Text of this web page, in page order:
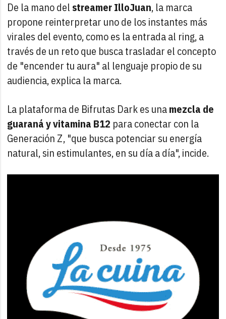
De la mano del streamer IlloJuan, la marca
propone reinterpretar uno de los instantes más
virales del evento, como es la entrada al ring, a
través de un reto que busca trasladar el concepto
de "encender tu aura" al lenguaje propio de su
audiencia, explica la marca.
La plataforma de Bifrutas Dark es unamezcla de
guaraná y vitamina B12 para conectar con la
Generación Z, "que busca potenciar su energía
natural, sin estimulantes, en su día a día", incide.